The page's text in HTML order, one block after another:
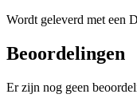
Wordt geleverd met een
Beoordelingen
Er zijn nog geen